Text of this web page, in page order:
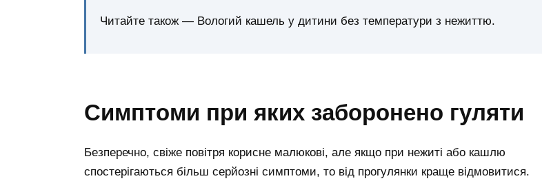
Читайте також — Вологий кашель у дитини без температури з нежиттю.
Симптоми при яких заборонено гуляти
Безперечно, свіже повітря корисне малюкові, але якщо при нежиті або кашлю
спостерігаються більш серйозні симптоми, то від прогулянки краще відмовитися.